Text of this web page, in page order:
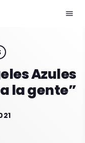
menu
Azules
la gente”